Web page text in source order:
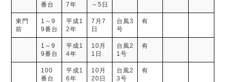
番台
7年
～5日
東門
前
1～9
9番台
平成1
2年
7月7
日
台風3
号
有
1～9
9番台
平成1
4年
10月
1日
台風2
1号
有
100
番台
平成1
6年
10月
20日
台風2
3号
有